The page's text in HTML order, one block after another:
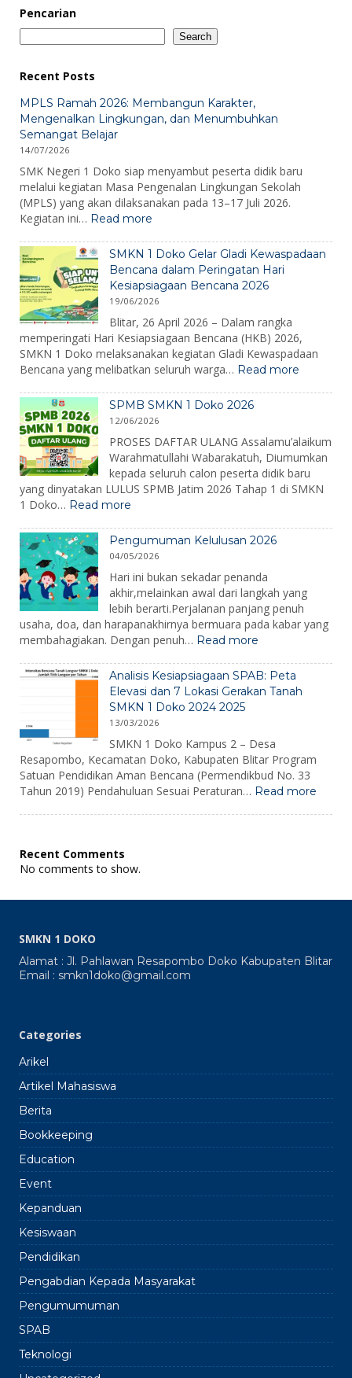
Pencarian
Search
Recent Posts
MPLS Ramah 2026: Membangun Karakter,
Mengenalkan Lingkungan, dan Menumbuhkan
Semangat Belajar
14/07/2026
SMK Negeri 1 Doko siap menyambut peserta didik baru
melalui kegiatan Masa Pengenalan Lingkungan Sekolah
(MPLS) yang akan dilaksanakan pada 13–17 Juli 2026.
Kegiatan ini… Read more
Ramah
2026:
Membangun
Karakter,
Mengenalkan
Lingkungan,
dan
Menumbuhkan
Semangat
Belajar
SMKN 1 Doko Gelar Gladi Kewaspadaan
Bencana dalam Peringatan Hari
Kesiapsiagaan Bencana 2026
19/06/2026
Blitar, 26 April 2026 – Dalam rangka
memperingati Hari Kesiapsiagaan Bencana (HKB) 2026,
SMKN 1 Doko melaksanakan kegiatan Gladi Kewaspadaan
Bencana yang melibatkan seluruh warga… Read more
1
Gladi
dalam
SPMB SMKN 1 Doko 2026
12/06/2026
PROSES DAFTAR ULANG Assalamu’alaikum
Warahmatullahi Wabarakatuh, Diumumkan
kepada seluruh calon peserta didik baru
yang dinyatakan LULUS SPMB Jatim 2026 Tahap 1 di SMKN
1 Doko… Read more
SMKN
1
Doko
2026
Pengumuman Kelulusan 2026
04/05/2026
Hari ini bukan sekadar penanda
akhir,melainkan awal dari langkah yang
lebih berarti.Perjalanan panjang penuh
usaha, doa, dan harapanakhirnya bermuara pada kabar yang
membahagiakan. Dengan penuh… Read more
Kelulusan
2026
Analisis Kesiapsiagaan SPAB: Peta
Elevasi dan 7 Lokasi Gerakan Tanah
SMKN 1 Doko 2024 2025
13/03/2026
SMKN 1 Doko Kampus 2 – Desa
Resapombo, Kecamatan Doko, Kabupaten Blitar Program
Satuan Pendidikan Aman Bencana (Permendikbud No. 33
Tahun 2019) Pendahuluan Sesuai Peraturan… Read more
Lokasi
1
Recent Comments
No comments to show.
SMKN 1 DOKO
Alamat : Jl. Pahlawan Resapombo Doko Kabupaten Blitar
Email : smkn1doko@gmail.com
Categories
Arikel
Artikel Mahasiswa
Berita
Bookkeeping
Education
Event
Kepanduan
Kesiswaan
Pendidikan
Pengabdian Kepada Masyarakat
Pengumumuman
SPAB
Teknologi